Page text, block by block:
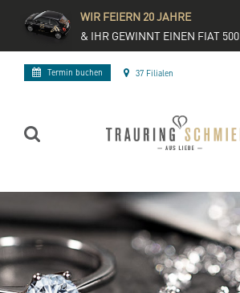
WIR FEIERN 20 JAHRE
& IHR GEWINNT EINEN FIAT 500
Termin buchen 37 Filialen